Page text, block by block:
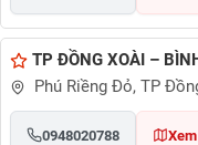
TP ĐỒNG XOÀI –
Phú Riềng Đỏ, TP
0948020788